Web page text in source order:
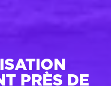
PRÈS DE